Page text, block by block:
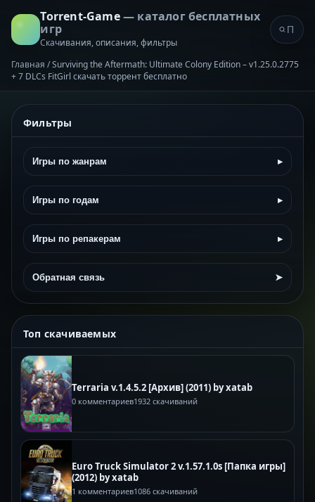
Torrent-Game— каталог бесплатных
игр
Скачивания, описания, фильтры
Главная /Surviving the Aftermath: Ultimate Colony Edition – v1.25.0.2775
+ 7 DLCs FitGirl скачать торрент бесплатно
Фильтры
Игры по жанрам ▸
Игры по годам ▸
Игры по репакерам ▸
Обратная связь ➤
Топ скачиваемых
Terraria v.1.4.5.2 [Архив] (2011) by xatab
0 комментариев1932 скачиваний
Euro Truck Simulator 2 v.1.57.1.0s [Папка игры]
(2012) by xatab
1 комментариев1086 скачиваний